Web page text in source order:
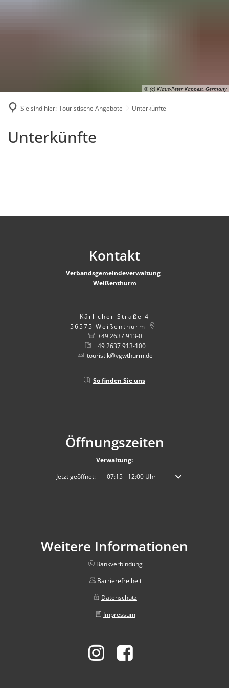
© (c) Klaus-Peter Kappest, Germany
Sie sind hier: Touristische Angebote Unterkünfte
Unterkünfte
Unterkünfte
Kontakt
Verbandsgemeindeverwaltung
Weißenthurm
Kärlicher Straße 4
56575 Weißenthurm
+49 2637 913-0
+49 2637 913-100
touristik@vgwthurm.de
So finden Sie uns
Öffnungszeiten
Verwaltung:
Klicken, um weitere Öffnungs- oder Schließzeiten auszublenden
Jetzt geöffnet: 07:15- 12:00Uhr Von 07:15 bis 12:00
Weitere Informationen
Bankverbindung
Barrierefreiheit
Datenschutz
Impressum